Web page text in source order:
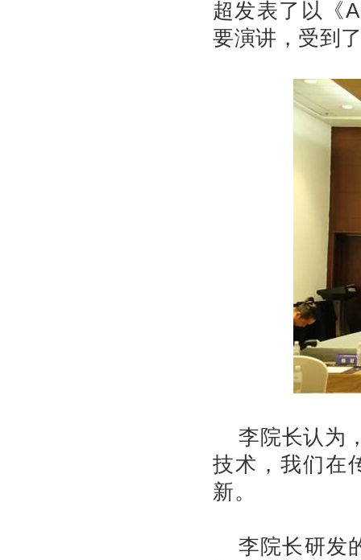
超发表了以《
要演讲，受到
李院长认为
技术，我们在
新。
李院长研发